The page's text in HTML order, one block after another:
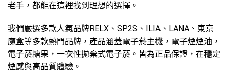
老手，都能在這裡找到理想的選擇。
我們嚴選多款人氣品牌RELX 、 SP2S 、 ILIA 、 LANA 、 東京
魔盒等多款熱門品牌，產品涵蓋電子菸主機 ， 電子煙煙油 ，
電子菸糖果 ， 一次性拋棄式電子菸 。皆為正品保證，在穩定
煙感與高品質體驗。